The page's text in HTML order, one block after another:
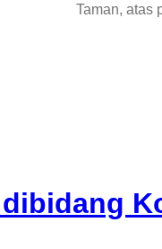
Taman, atas